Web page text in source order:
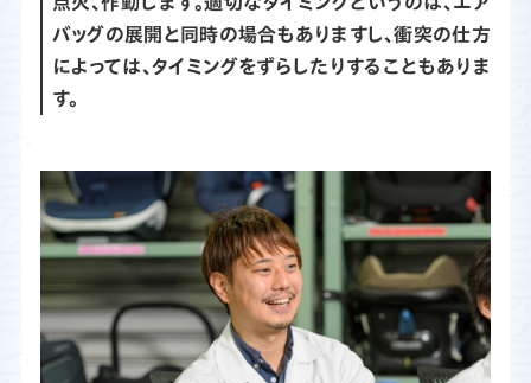
バッグの展開と同時の場合もありますし、衝突の仕方
によっては、タイミングをずらしたりすることもありま
す。